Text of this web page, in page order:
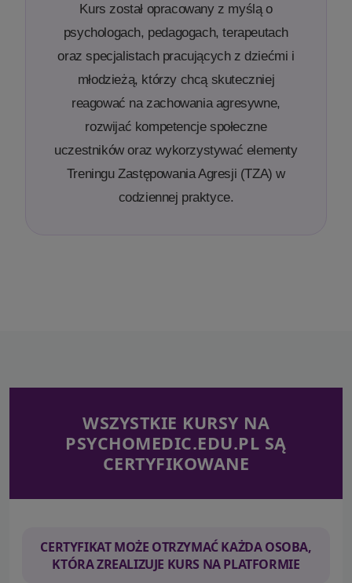
Kurs został opracowany z myślą o
psychologach, pedagogach, terapeutach
oraz specjalistach pracujących z dziećmi i
młodzieżą, którzy chcą skuteczniej
reagować na zachowania agresywne,
rozwijać kompetencje społeczne
uczestników oraz wykorzystywać elementy
Treningu Zastępowania Agresji (TZA) w
codziennej praktyce.
WSZYSTKIE KURSY NA
PSYCHOMEDIC.EDU.PL SĄ
CERTYFIKOWANE
CERTYFIKAT MOŻE OTRZYMAĆ KAŻDA OSOBA,
KTÓRA ZREALIZUJE KURS NA PLATFORMIE